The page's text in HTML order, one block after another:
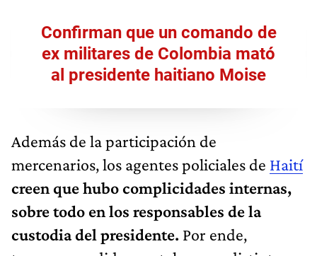
Confirman que un comando de
ex militares de Colombia mató
al presidente haitiano Moise
Además de la participación de
mercenarios, los agentes policiales de Haití
creen que hubo complicidades internas,
sobre todo en los responsables de la
custodia del presidente. Por ende,